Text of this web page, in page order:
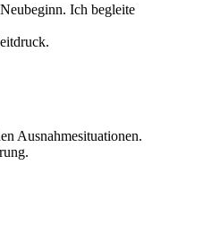
Ich begleite
Ausnahmesituationen.